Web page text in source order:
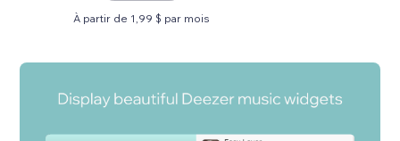
À partir de 1,99 $ par mois